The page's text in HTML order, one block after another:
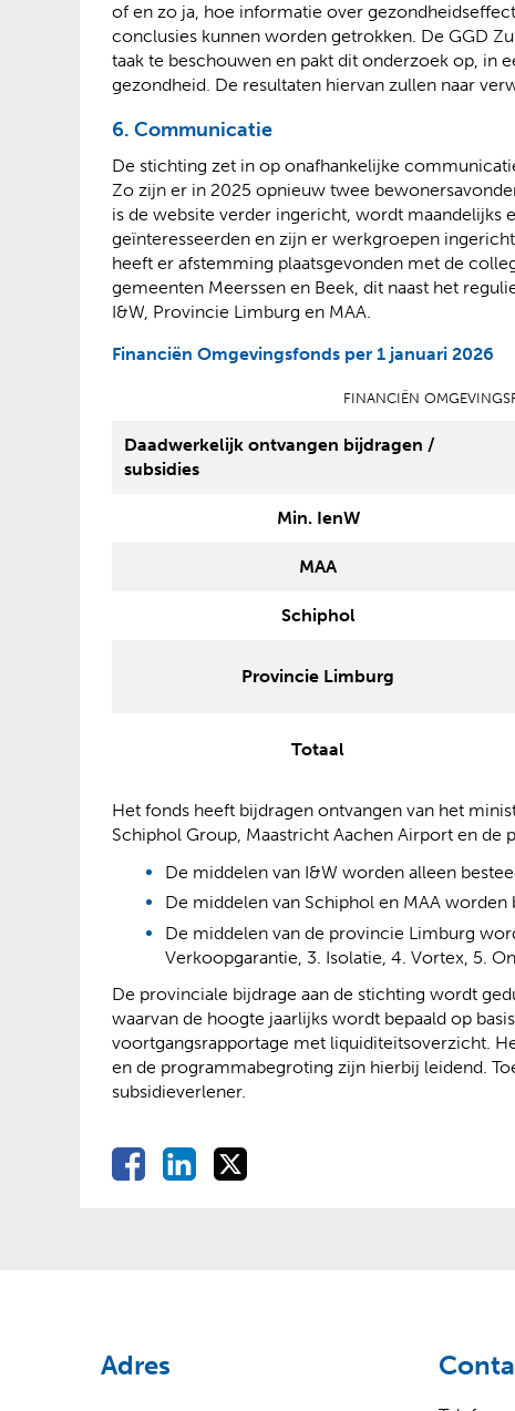
of en zo ja, hoe informatie over
conclusies kunnen worden getrokken. De GGD
taak te beschouwen en pakt dit onderzoek op, in
gezondheid. De resultaten hiervan zullen naar
6. Communicatie
De stichting zet in op onafhankelijke
Zo zijn er in 2025 opnieuw twee
is de website verder ingericht, wordt maandelijks
geïnteresseerden en zijn er werkgroepen
heeft er afstemming plaatsgevonden met de
gemeenten Meerssen en Beek, dit naast het
I&W, Provincie Limburg en MAA.
Financiën Omgevingsfonds per 1 januari 2026
FINANCIËN
Daadwerkelijk ontvangen bijdragen /
subsidies
Min. IenW
MAA
Schiphol
Provincie Limburg
Totaal
Het fonds heeft bijdragen ontvangen van het
Schiphol Group, Maastricht Aachen Airport en de
De middelen van I&W worden alleen
De middelen van Schiphol en MAA
De middelen van de provincie Limburg
Verkoopgarantie, 3. Isolatie, 4. Vortex, 5.
De provinciale bijdrage aan de stichting wordt
waarvan de hoogte jaarlijks wordt bepaald op
voortgangsrapportage met liquiditeitsoverzicht.
en de programmabegroting zijn hierbij leidend.
subsidieverlener.
D
D
e
c
D
e
D
e
Adres